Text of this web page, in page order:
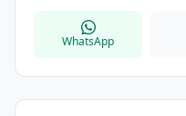
WhatsApp